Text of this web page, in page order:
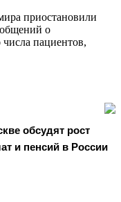
приостановили
о
пациентов,
обсудят рост
и пенсий в России